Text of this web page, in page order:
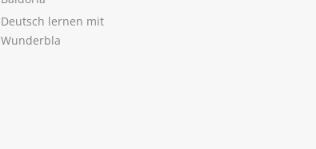
Deutsch lernen mit
Wunderbla